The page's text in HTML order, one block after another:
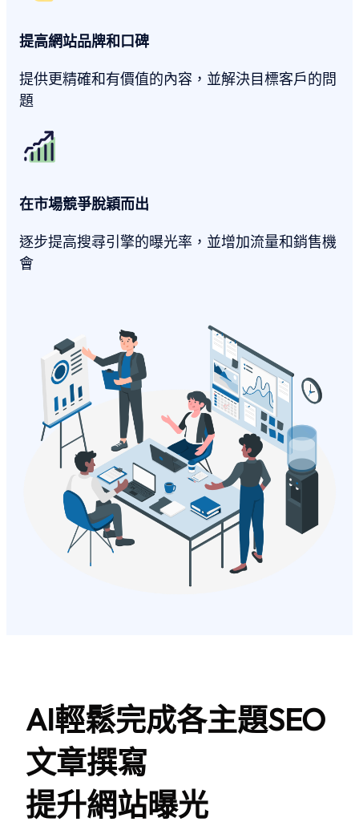
提高網站品牌和口碑
提供更精確和有價值的內容，並解決目標客戶的問
題
在市場競爭脫穎而出
逐步提高搜尋引擎的曝光率，並增加流量和銷售機
會
AI輕鬆完成各主題SEO
文章撰寫
提升網站曝光